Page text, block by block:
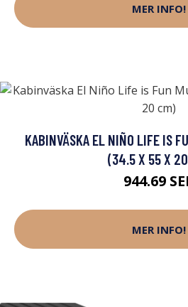
MER INFO!
KABINVÄSKA EL NIÑO LIFE IS
(34.5 X 55 X
944.69
MER INFO!